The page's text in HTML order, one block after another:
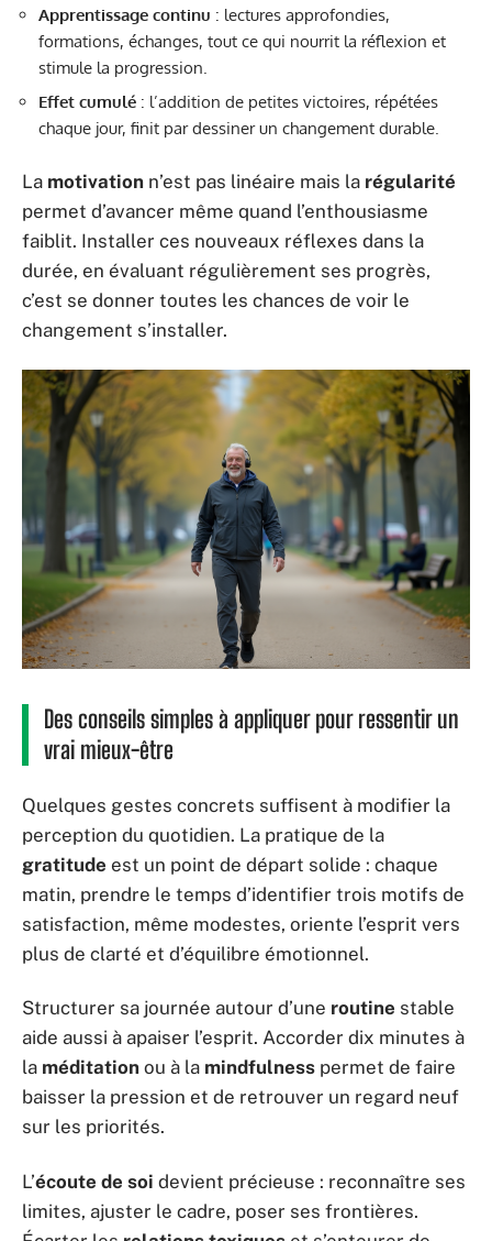
Apprentissage continu : lectures approfondies,
formations, échanges, tout ce qui nourrit la réflexion et
stimule la progression.
Effet cumulé : l’addition de petites victoires, répétées
chaque jour, finit par dessiner un changement durable.
La motivation n’est pas linéaire mais la régularité
permet d’avancer même quand l’enthousiasme
faiblit. Installer ces nouveaux réflexes dans la
durée, en évaluant régulièrement ses progrès,
c’est se donner toutes les chances de voir le
changement s’installer.
Des conseils simples à appliquer pour ressentir un
vrai mieux-être
Quelques gestes concrets suffisent à modifier la
perception du quotidien. La pratique de la
gratitude est un point de départ solide : chaque
matin, prendre le temps d’identifier trois motifs de
satisfaction, même modestes, oriente l’esprit vers
plus de clarté et d’équilibre émotionnel.
Structurer sa journée autour d’une routine stable
aide aussi à apaiser l’esprit. Accorder dix minutes à
la méditation ou à la mindfulness permet de faire
baisser la pression et de retrouver un regard neuf
sur les priorités.
L’écoute de soi devient précieuse : reconnaître ses
limites, ajuster le cadre, poser ses frontières.